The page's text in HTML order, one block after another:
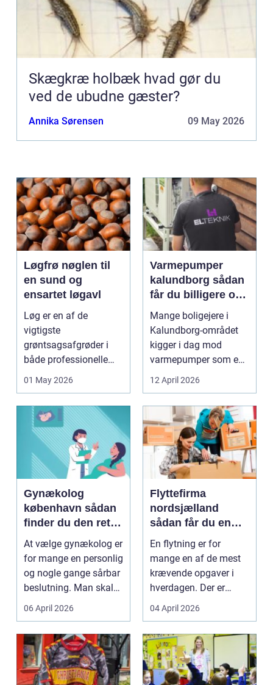
Skægkræ holbæk hvad gør du
ved de ubudne gæster?
Annika Sørensen 09 May 2026
Løgfrø nøglen til
en sund og
ensartet løgavl
Løg er en af de
vigtigste
grøntsagsafgrøder i
både professionelle
køkkenhaver og større
landbrugspro...
01 May 2026
Varmepumper
kalundborg sådan
får du billigere og
mere bæredygtig
varme
Mange boligejere i
Kalundborg-området
kigger i dag mod
varmepumper som en
vej til lavere
varmeregnin...
12 April 2026
Gynækolog
københavn sådan
finder du den rette
specialist
At vælge gynækolog er
for mange en personlig
og nogle gange sårbar
beslutning. Man skal
både føle si...
06 April 2026
Flyttefirma
nordsjælland
sådan får du en
tryg og effektiv
flytning
En flytning er for
mange en af de mest
krævende opgaver i
hverdagen. Der er
meget at holde styr på,
04 April 2026